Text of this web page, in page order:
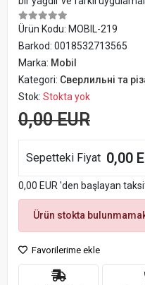
Ürün Kodu: MOBIL-219
Barkod: 0018532713565
Marka: Mobil
Kategori: Сверлильні та
Stok: Stokta yok
0,00 EUR
Sepetteki Fiyat 0,00
0,00 EUR 'den başlayan
Ürün stokta
Favorilerime ekle